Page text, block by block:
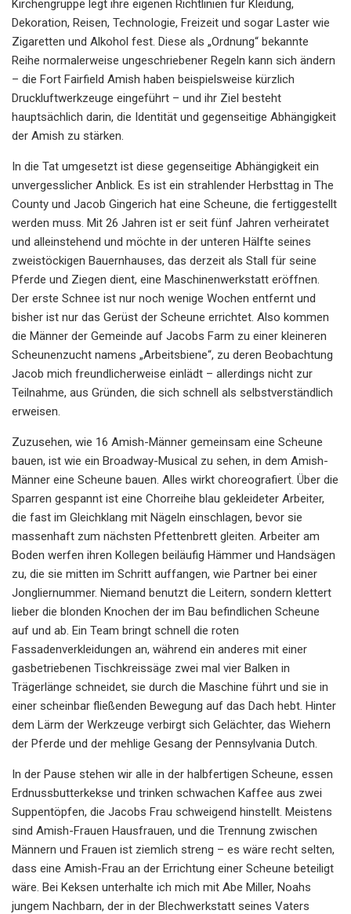
Kirchengruppe legt ihre eigenen Richtlinien für Kleidung,
Dekoration, Reisen, Technologie, Freizeit und sogar Laster wie
Zigaretten und Alkohol fest. Diese als „Ordnung“ bekannte
Reihe normalerweise ungeschriebener Regeln kann sich ändern
– die Fort Fairfield Amish haben beispielsweise kürzlich
Druckluftwerkzeuge eingeführt – und ihr Ziel besteht
hauptsächlich darin, die Identität und gegenseitige Abhängigkeit
der Amish zu stärken.
In die Tat umgesetzt ist diese gegenseitige Abhängigkeit ein
unvergesslicher Anblick. Es ist ein strahlender Herbsttag in The
County und Jacob Gingerich hat eine Scheune, die fertiggestellt
werden muss. Mit 26 Jahren ist er seit fünf Jahren verheiratet
und alleinstehend und möchte in der unteren Hälfte seines
zweistöckigen Bauernhauses, das derzeit als Stall für seine
Pferde und Ziegen dient, eine Maschinenwerkstatt eröffnen.
Der erste Schnee ist nur noch wenige Wochen entfernt und
bisher ist nur das Gerüst der Scheune errichtet. Also kommen
die Männer der Gemeinde auf Jacobs Farm zu einer kleineren
Scheunenzucht namens „Arbeitsbiene“, zu deren Beobachtung
Jacob mich freundlicherweise einlädt – allerdings nicht zur
Teilnahme, aus Gründen, die sich schnell als selbstverständlich
erweisen.
Zuzusehen, wie 16 Amish-Männer gemeinsam eine Scheune
bauen, ist wie ein Broadway-Musical zu sehen, in dem Amish-
Männer eine Scheune bauen. Alles wirkt choreografiert. Über die
Sparren gespannt ist eine Chorreihe blau gekleideter Arbeiter,
die fast im Gleichklang mit Nägeln einschlagen, bevor sie
massenhaft zum nächsten Pfettenbrett gleiten. Arbeiter am
Boden werfen ihren Kollegen beiläufig Hämmer und Handsägen
zu, die sie mitten im Schritt auffangen, wie Partner bei einer
Jongliernummer. Niemand benutzt die Leitern, sondern klettert
lieber die blonden Knochen der im Bau befindlichen Scheune
auf und ab. Ein Team bringt schnell die roten
Fassadenverkleidungen an, während ein anderes mit einer
gasbetriebenen Tischkreissäge zwei mal vier Balken in
Trägerlänge schneidet, sie durch die Maschine führt und sie in
einer scheinbar fließenden Bewegung auf das Dach hebt. Hinter
dem Lärm der Werkzeuge verbirgt sich Gelächter, das Wiehern
der Pferde und der mehlige Gesang der Pennsylvania Dutch.
In der Pause stehen wir alle in der halbfertigen Scheune, essen
Erdnussbutterkekse und trinken schwachen Kaffee aus zwei
Suppentöpfen, die Jacobs Frau schweigend hinstellt. Meistens
sind Amish-Frauen Hausfrauen, und die Trennung zwischen
Männern und Frauen ist ziemlich streng – es wäre recht selten,
dass eine Amish-Frau an der Errichtung einer Scheune beteiligt
wäre. Bei Keksen unterhalte ich mich mit Abe Miller, Noahs
jungem Nachbarn, der in der Blechwerkstatt seines Vaters